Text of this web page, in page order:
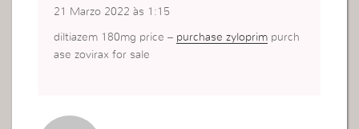
21 Marzo 2022 às 1:15
diltiazem 180mg price – purchase zyloprim purch
ase zovirax for sale